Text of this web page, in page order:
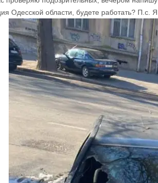
Одесской области, будете работать? П.с. Я